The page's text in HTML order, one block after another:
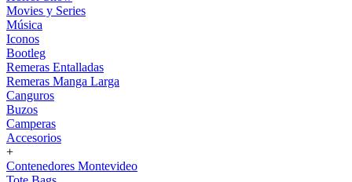
Movies y Series
Música
Iconos
Bootleg
Remeras Entalladas
Remeras Manga Larga
Canguros
Buzos
Camperas
Accesorios
+
Contenedores Montevideo